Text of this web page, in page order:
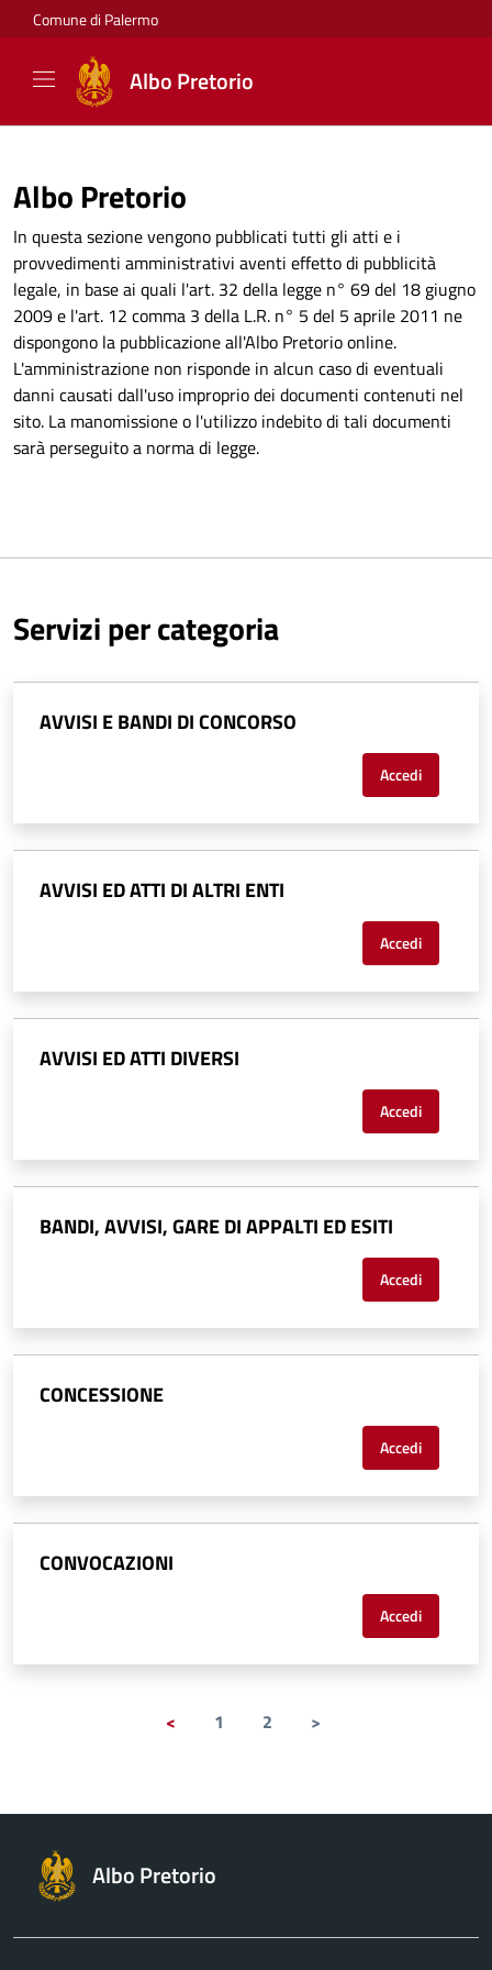
Comune di Palermo
Albo Pretorio
Albo Pretorio
In questa sezione vengono pubblicati tutti gli atti e i
provvedimenti amministrativi aventi effetto di pubblicità
legale, in base ai quali l'art. 32 della legge n° 69 del 18 giugno
2009 e l'art. 12 comma 3 della L.R. n° 5 del 5 aprile 2011 ne
dispongono la pubblicazione all'Albo Pretorio online.
L'amministrazione non risponde in alcun caso di eventuali
danni causati dall'uso improprio dei documenti contenuti nel
sito. La manomissione o l'utilizzo indebito di tali documenti
sarà perseguito a norma di legge.
Servizi per categoria
AVVISI E BANDI DI CONCORSO
Accedi
AVVISI ED ATTI DI ALTRI ENTI
Accedi
AVVISI ED ATTI DIVERSI
Accedi
BANDI, AVVISI, GARE DI APPALTI ED ESITI
Accedi
CONCESSIONE
Accedi
CONVOCAZIONI
Accedi
< 1 2 >
Albo Pretorio